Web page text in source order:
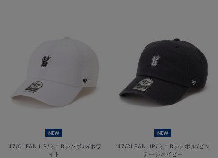
NEW
’47/CLEAN UP/ミニBシンボル/ホワ
イト
NEW
’47/CLEAN UP/ミニBシンボル/ビン
テージネイビー